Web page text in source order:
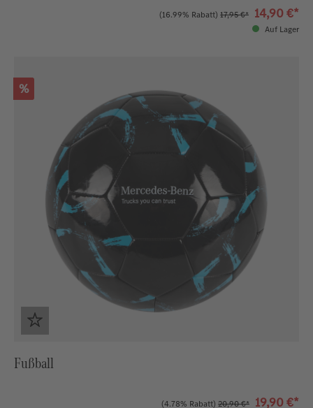
(16.99% Rabatt) 17,95 €* 14,90 €*
Auf Lager
Rabatt
%
Fußball
(4.78% Rabatt) 20,90 €* 19,90 €*